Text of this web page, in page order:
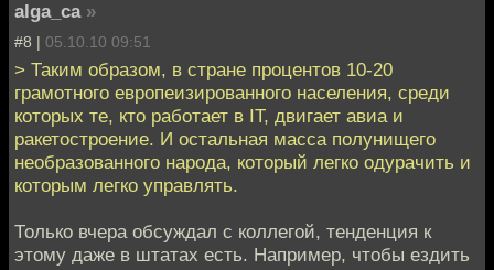
alga_ca »
#8 | 05.10.10 09:51
> Таким образом, в стране процентов 10-20
грамотного европеизированного населения, среди
которых те, кто работает в IT, двигает авиа и
ракетостроение. И остальная масса полунищего
необразованного народа, который легко одурачить и
которым легко управлять.
Только вчера обсуждал с коллегой, тенденция к
этому даже в штатах есть. Например, чтобы ездить